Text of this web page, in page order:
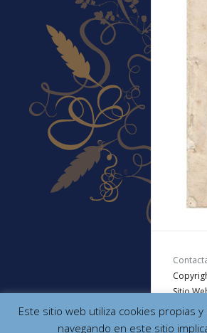
Sitio
Este sitio web utiliza cookies propias
navegando en este sitio